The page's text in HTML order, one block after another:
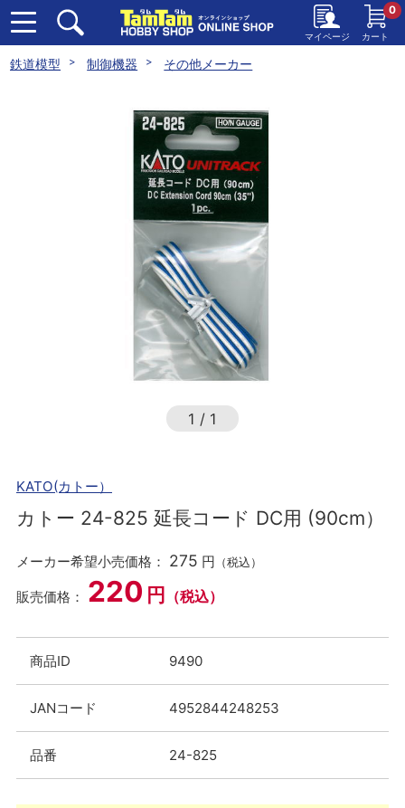
マイページ カート
0
鉄道模型 制御機器 その他メーカー
1 / 1
KATO(カトー）
カトー 24-825 延長コード DC用 (90cm）
メーカー希望小売価格： 275 円 （税込）
販売価格： 220 円 （税込）
商品ID 9490
JANコード 4952844248253
品番 24-825